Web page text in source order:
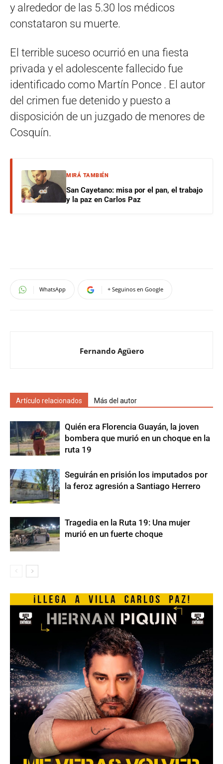
y alrededor de las 5.30 los médicos
constataron su muerte.
El terrible suceso ocurrió en una fiesta
privada y el adolescente fallecido fue
identificado como Martín Ponce . El autor
del crimen fue detenido y puesto a
disposición de un juzgado de menores de
Cosquín.
MIRÁ TAMBIÉN
San Cayetano: misa por el pan, el trabajo
y la paz en Carlos Paz
WhatsApp + Seguinos en Google
Fernando Agüero
Artículo relacionados Más del autor
Quién era Florencia Guayán, la joven
bombera que murió en un choque en la
ruta 19
Seguirán en prisión los imputados por
la feroz agresión a Santiago Herrero
Tragedia en la Ruta 19: Una mujer
murió en un fuerte choque